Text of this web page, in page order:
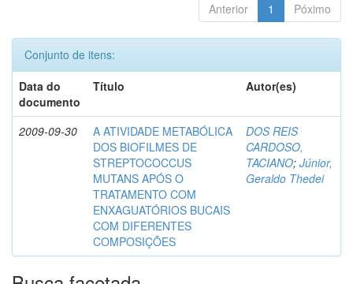
Anterior 1 Póximo
Conjunto de itens:
Data do
documento
Título Autor(es)
2009-09-30
A ATIVIDADE METABÓLICA
DOS BIOFILMES DE
STREPTOCOCCUS
MUTANS APÓS O
TRATAMENTO COM
ENXAGUATÓRIOS BUCAIS
COM DIFERENTES
COMPOSIÇÕES
DOS REIS
CARDOSO,
TACIANO; Júnior,
Geraldo Thedei